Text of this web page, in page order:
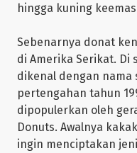
hingga kuning
Sebenarnya donat
di Amerika Serikat. Di
dikenal dengan nama
pertengahan tahun
dipopulerkan oleh
Donuts. Awalnya
ingin menciptakan